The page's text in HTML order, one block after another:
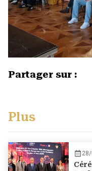
Partager sur :
Plus